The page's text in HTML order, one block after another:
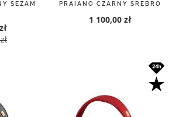
SEZAM
PRAIANO CZARNY SREBRO
1 100,00 zł